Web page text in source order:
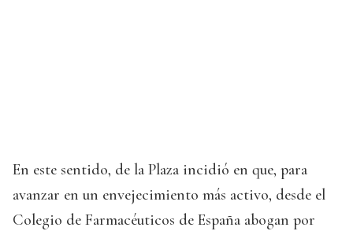
En este sentido, de la Plaza incidió en que, para
avanzar en un envejecimiento más activo, desde el
Colegio de Farmacéuticos de España abogan por